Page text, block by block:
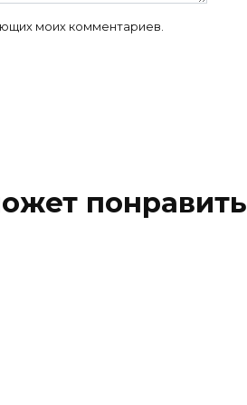
моих комментариев.